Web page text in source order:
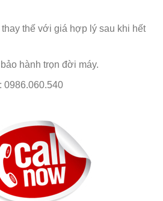
thế với giá hợp lý sau khi hết
hành trọn đời máy.
0986.060.540